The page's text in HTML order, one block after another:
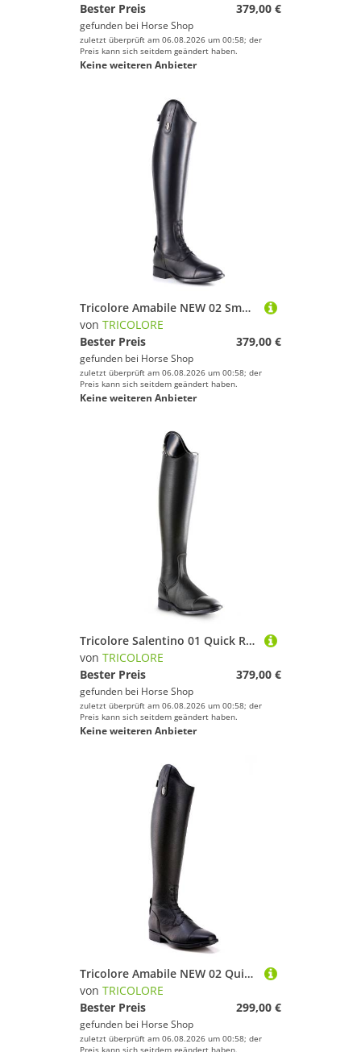
Bester Preis
379,00 €
gefunden bei Horse Shop
zuletzt überprüft am 06.08.2026 um 00:58; der
Preis kann sich seitdem geändert haben.
Keine weiteren Anbieter
Tricolore Amabile NEW 02 Smooth Glattleder Reitstiefel by DeNiro
von TRICOLORE
Bester Preis
379,00 €
gefunden bei Horse Shop
zuletzt überprüft am 06.08.2026 um 00:58; der
Preis kann sich seitdem geändert haben.
Keine weiteren Anbieter
Tricolore Salentino 01 Quick Reitstiefel by DeNiro
von TRICOLORE
Bester Preis
379,00 €
gefunden bei Horse Shop
zuletzt überprüft am 06.08.2026 um 00:58; der
Preis kann sich seitdem geändert haben.
Keine weiteren Anbieter
Tricolore Amabile NEW 02 Quick Reitstiefel by DeNiro
von TRICOLORE
Bester Preis
299,00 €
gefunden bei Horse Shop
zuletzt überprüft am 06.08.2026 um 00:58; der
Preis kann sich seitdem geändert haben.